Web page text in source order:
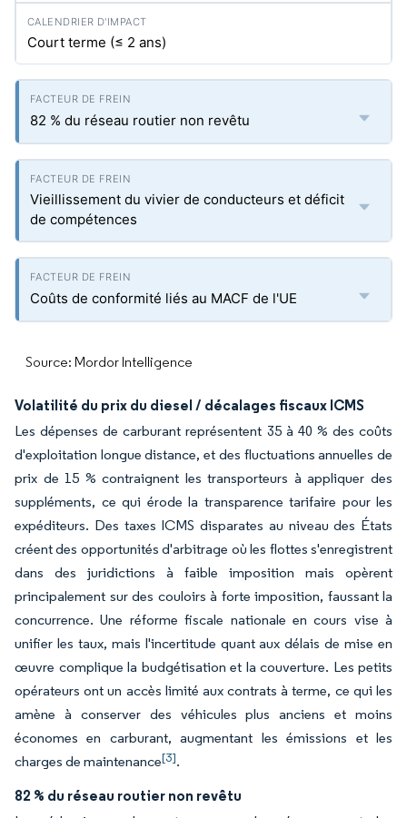
Court terme (≤ 2 ans)
82 % du réseau routier non revêtu
Vieillissement du vivier de conducteurs et déficit
de compétences
Coûts de conformité liés au MACF de l'UE
Source: Mordor Intelligence
Volatilité du prix du diesel / décalages fiscaux ICMS
Les dépenses de carburant représentent 35 à 40 % des coûts
d'exploitation longue distance, et des fluctuations annuelles de
prix de 15 % contraignent les transporteurs à appliquer des
suppléments, ce qui érode la transparence tarifaire pour les
expéditeurs. Des taxes ICMS disparates au niveau des États
créent des opportunités d'arbitrage où les flottes s'enregistrent
dans des juridictions à faible imposition mais opèrent
principalement sur des couloirs à forte imposition, faussant la
concurrence. Une réforme fiscale nationale en cours vise à
unifier les taux, mais l'incertitude quant aux délais de mise en
œuvre complique la budgétisation et la couverture. Les petits
opérateurs ont un accès limité aux contrats à terme, ce qui les
amène à conserver des véhicules plus anciens et moins
économes en carburant, augmentant les émissions et les
charges de maintenance[3].
82 % du réseau routier non revêtu